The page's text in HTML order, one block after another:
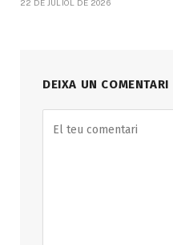
22 DE JULIOL DE 2026
DEIXA UN COMENTARI